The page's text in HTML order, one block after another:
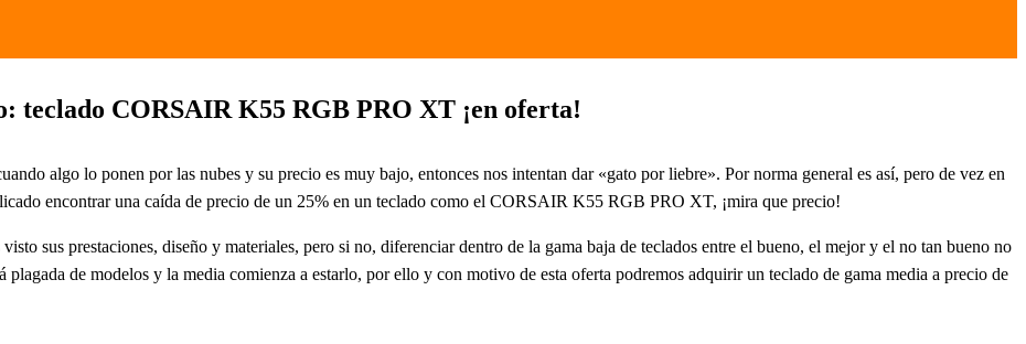
teclado CORSAIR K55 RGB PRO XT ¡en oferta!
algo lo ponen por las nubes y su precio es muy bajo, entonces nos intentan dar «gato por liebre». Por norma general es así, pero de vez en
encontrar una caída de precio de un 25% en un teclado como el CORSAIR K55 RGB PRO XT, ¡mira que precio!
sus prestaciones, diseño y materiales, pero si no, diferenciar dentro de la gama baja de teclados entre el bueno, el mejor y el no tan bueno no
plagada de modelos y la media comienza a estarlo, por ello y con motivo de esta oferta podremos adquirir un teclado de gama media a precio de